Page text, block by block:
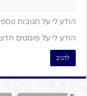
הודע לי על תגובות
הודע לי על פוסטים